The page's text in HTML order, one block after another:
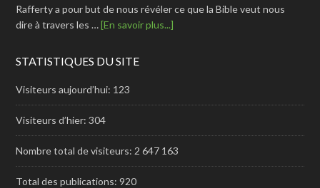
Rafferty a pour but de nous révéler ce que la Bible veut nous
dire à travers les …[En savoir plus...]
STATISTIQUES DU SITE
Visiteurs aujourd’hui: 123
Visiteurs d’hier:304
Nombre total de visiteurs: 2 647 163
Total des publications:920